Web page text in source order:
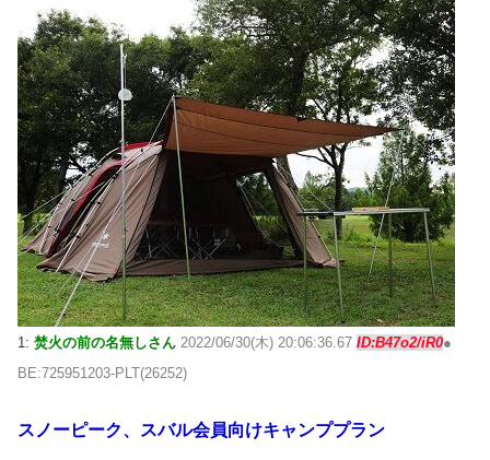
1: 焚火の前の名無しさん 2022/06/30(木) 20:06:36.67 ID:B47o2/iR0●
BE:725951203-PLT(26252)
スノーピーク、スバル会員向けキャンププラン